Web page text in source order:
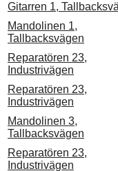
Gitarren 1,
Mandolinen 1,
Tallbacksvägen
Reparatören 23,
Industrivägen
Reparatören 23,
Industrivägen
Mandolinen 3,
Tallbacksvägen
Reparatören 23,
Industrivägen